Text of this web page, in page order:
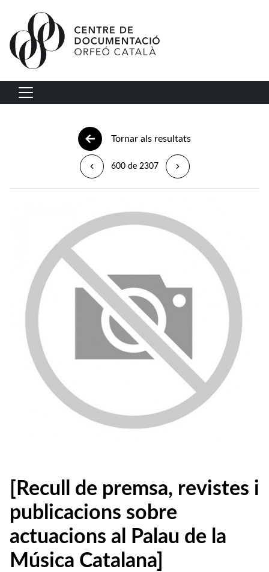
Vés al contingut
Navegació principal
Tornar als resultats
600 de 2307
[Recull de premsa, revistes i
publicacions sobre
actuacions al Palau de la
Música Catalana]